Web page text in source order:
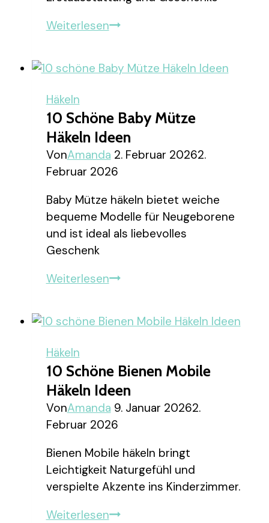
Weiterlesen10
Häkeln
Häkeln
10 Schöne Baby Mütze
Häkeln Ideen
VonAmanda 2. Februar 20262.
Februar 2026
Baby Mütze häkeln bietet weiche
bequeme Modelle für Neugeborene
und ist ideal als liebevolles
Geschenk
Weiterlesen10
Mütze
Ideen
Häkeln
10 Schöne Bienen Mobile
Häkeln Ideen
VonAmanda 9. Januar 20262.
Februar 2026
Bienen Mobile häkeln bringt
Leichtigkeit Naturgefühl und
verspielte Akzente ins Kinderzimmer.
Weiterlesen10